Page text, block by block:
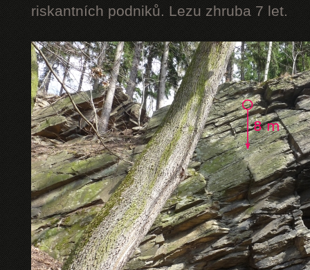
riskantních podniků. Lezu zhruba 7 let.